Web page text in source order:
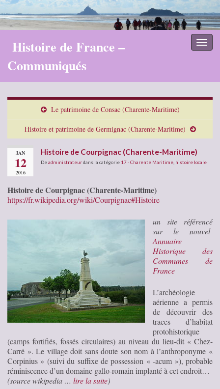
Histoire de France –
Communiqués
Le patrimoine de Consac (Charente-Maritime)
Histoire et patrimoine de Germignac (Charente-Maritime)
JAN
12
2016
Histoire de Courpignac (Charente-Maritime)
Deadministrateurdans la catégorie 17 - Charente Maritime histoire locale
Histoire de Courpignac (Charente-Maritime)
https://fr.wikipedia.org/wiki/Courpignac#Histoire
un site référencé
sur le nouvel
Annuaire
Historique des
Communes de
France
L’archéologie
aérienne a permis
de découvrir des
traces d’habitat
protohistorique
(camps fortifiés, fossés circulaires) au niveau du lieu-dit « Chez-
Carré ». Le village doit sans doute son nom à l’anthroponyme «
Corpinius » (suivi du suffixe de possession « -acum »), probable
réminiscence d’un domaine gallo-romain implanté à cet endroit…
(source wikipedia … lire la suite)